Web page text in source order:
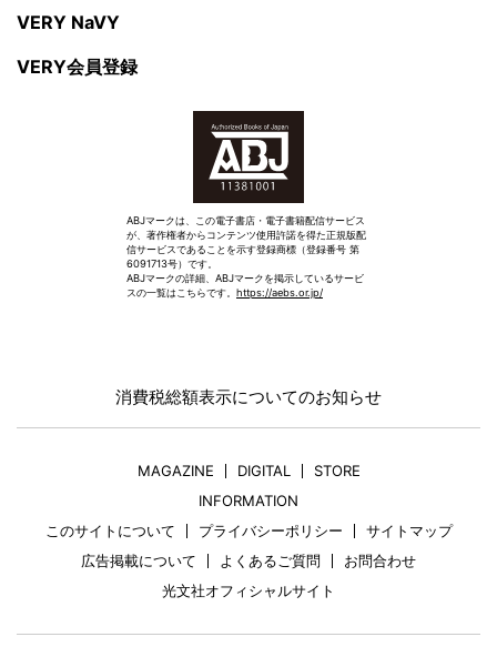
VERY NaVY
VERY会員登録
ABJマークは、この電子書店・電子書籍配信サービス
が、著作権者からコンテンツ使用許諾を得た正規版配
信サービスであることを示す登録商標（登録番号 第
6091713号）です。
ABJマークの詳細、ABJマークを掲示しているサービ
スの一覧はこちらです。 https://aebs.or.jp/
消費税総額表示についてのお知らせ
MAGAZINE DIGITAL
STORE
INFORMATION
このサイトについて
プライバシーポリシー
サイトマップ
広告掲載について
よくあるご質問
お問合わせ
光文社オフィシャルサイト